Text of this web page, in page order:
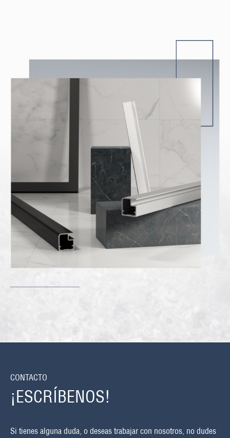
CONTACTO
¡ESCRÍBENOS!
Si tienes alguna duda, o deseas trabajar con nosotros, no dudes